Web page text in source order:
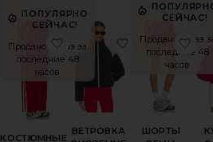
ПОПУЛЯРНО
СЕЙЧАС!
Продано 12 раз за
последние 48
часов
КОСТЮМНЫЕ
ВЕТРОВКА
СЕЙЧАС!
Продано 11 раз
последние 48
часов
ШОРТЫ